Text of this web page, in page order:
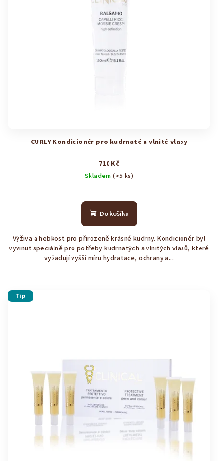
CURLY Kondicionér pro kudrnaté a vlnité vlasy
710 Kč
Skladem(>5 ks)
hodnocení
produktu
z
5
hvězdiček.
Do košíku
Výživa a hebkost pro přirozeně krásné kudrny. Kondicionér byl
vyvinut speciálně pro potřeby kudrnatých a vlnitých vlasů, které
vyžadují vyšší míru hydratace, ochrany a...
Tip